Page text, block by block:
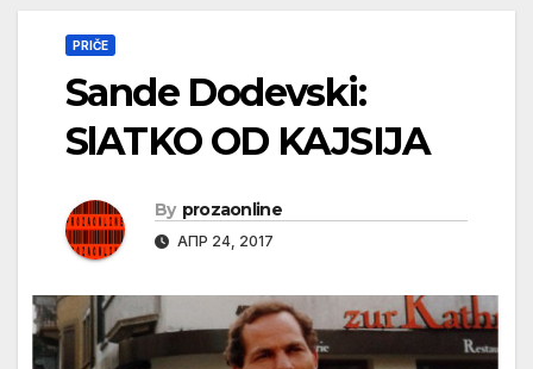
PRIČE
Sande Dodevski:
SlATKO OD KAJSIJA
By prozaonline
АПР 24, 2017